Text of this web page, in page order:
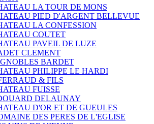
LA TOUR DE MONS
PIED D'ARGENT BELLEVUE
LA CONFESSION
COUTET
PAVEIL DE LUZE
CLEMENT
BARDET
PHILIPPE LE HARDI
& FILS
FUISSE
DELAUNAY
D'OR ET DE GUEULES
DES PERES DE L'EGLISE